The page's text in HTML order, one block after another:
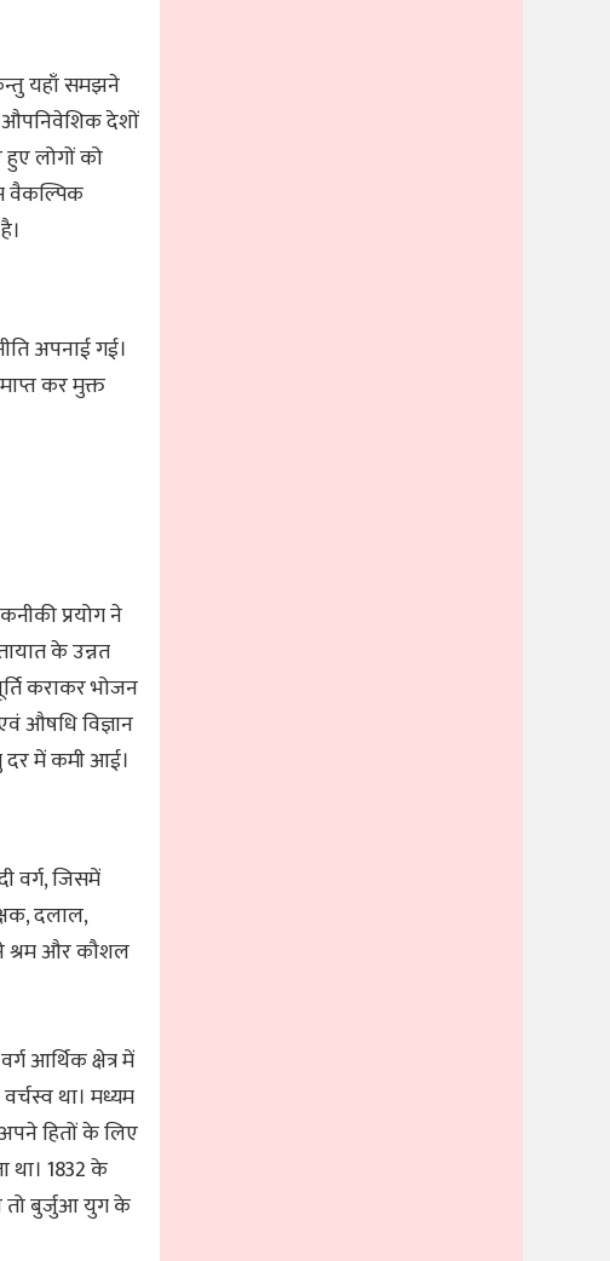
यहाँ समझने
औपनिवेशिक देशों
लोगों को
वैकल्पिक
अपनाई गई।
कर मुक्त
प्रयोग ने
के उन्नत
कराकर भोजन
औषधि विज्ञान
में कमी आई।
वर्ग, जिसमें
दलाल,
श्रम और कौशल
आर्थिक क्षेत्र में
था। मध्यम
अपने हितों के लिए
था। 1832 के
तो बुर्जुआ युग के